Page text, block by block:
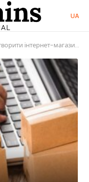
UA
інтернет-магазин на Shopify?